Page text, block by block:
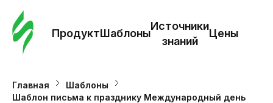
ПродуктШаблоны
Источники
знаний
Цены
Главная
Шаблоны
Шаблон письма к празднику Международный день